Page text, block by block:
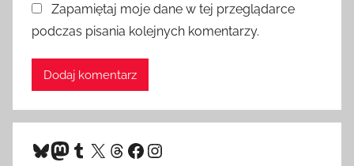
Zapamiętaj moje dane w tej przeglądarce
podczas pisania kolejnych komentarzy.
Bluesky
Mastodon
Tumblr
X Threads
Facebook
Instagram